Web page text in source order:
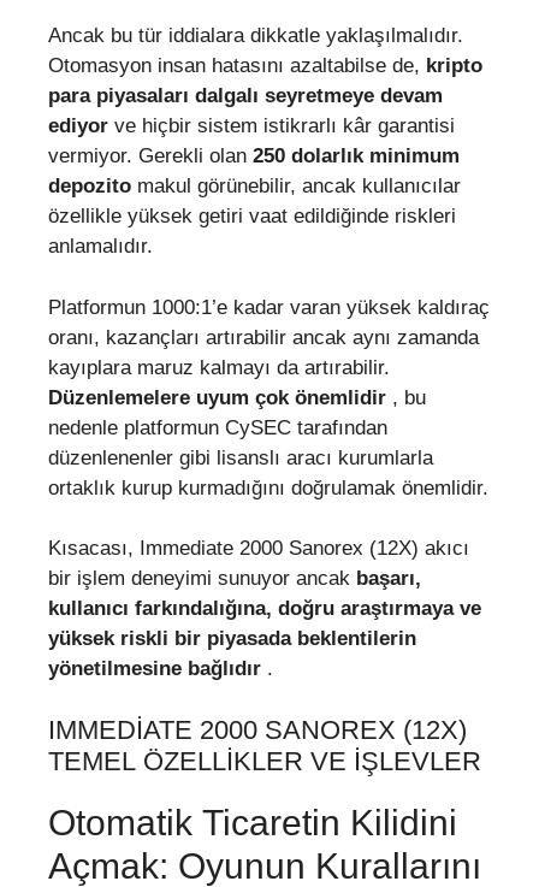
Ancak bu tür iddialara dikkatle yaklaşılmalıdır.
Otomasyon insan hatasını azaltabilse de, kripto
para piyasaları dalgalı seyretmeye devam
ediyor ve hiçbir sistem istikrarlı kâr garantisi
vermiyor. Gerekli olan 250 dolarlık minimum
depozito makul görünebilir, ancak kullanıcılar
özellikle yüksek getiri vaat edildiğinde riskleri
anlamalıdır.
Platformun 1000:1’e kadar varan yüksek kaldıraç
oranı, kazançları artırabilir ancak aynı zamanda
kayıplara maruz kalmayı da artırabilir.
Düzenlemelere uyum çok önemlidir , bu
nedenle platformun CySEC tarafından
düzenlenenler gibi lisanslı aracı kurumlarla
ortaklık kurup kurmadığını doğrulamak önemlidir.
Kısacası, Immediate 2000 Sanorex (12X) akıcı
bir işlem deneyimi sunuyor ancak başarı,
kullanıcı farkındalığına, doğru araştırmaya ve
yüksek riskli bir piyasada beklentilerin
yönetilmesine bağlıdır .
IMMEDIATE 2000 SANOREX (12X)
TEMEL ÖZELLIKLER VE İŞLEVLER
Otomatik Ticaretin Kilidini
Açmak: Oyunun Kurallarını